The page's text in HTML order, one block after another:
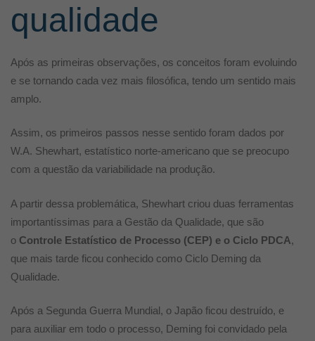
qualidade
Após as primeiras observações, os conceitos foram evoluindo
e se tornando cada vez mais filosófica, tendo um sentido mais
amplo.
Assim, os primeiros passos nesse sentido foram dados por
W.A. Shewhart, estatístico norte-americano que se preocupo
com a questão da variabilidade na produção.
A partir dessa problemática, Shewhart criou duas ferramentas
importantíssimas para a Gestão da Qualidade, que são
o Controle Estatístico de Processo (CEP) e o Ciclo PDCA,
que mais tarde ficou conhecido como Ciclo Deming da
Qualidade.
Após a Segunda Guerra Mundial, o Japão ficou destruído, e
para auxiliar em todo o processo, Deming foi convidado pela